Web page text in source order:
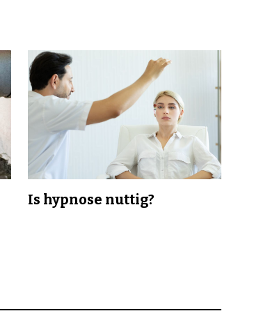
Is hypnose nuttig?